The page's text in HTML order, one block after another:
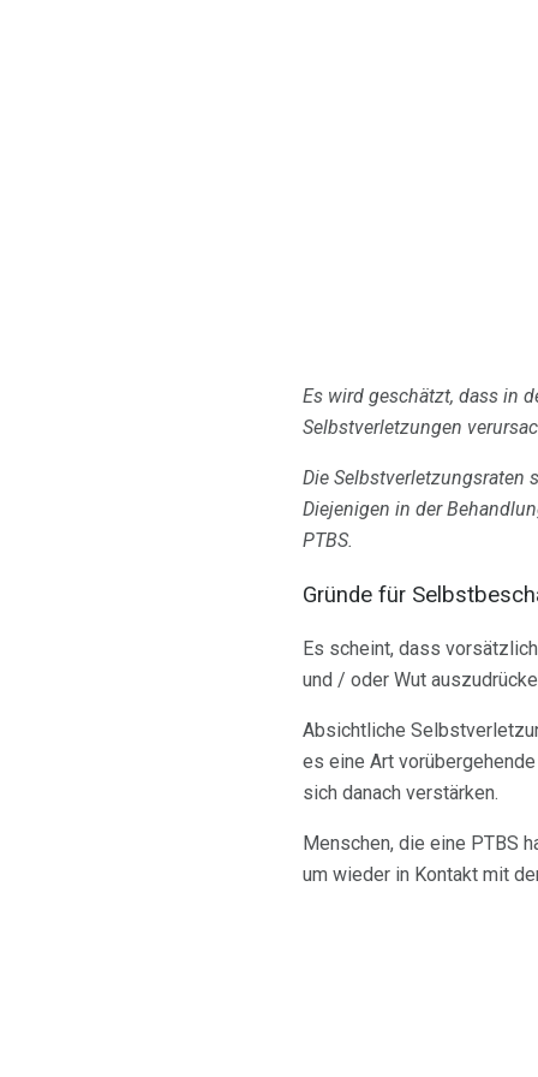
Es wird geschätzt, dass in
Selbstverletzungen
Die Selbstverletzungsraten
Diejenigen in der
PTBS.
Gründe für
Es scheint, dass
und / oder Wut
Absichtliche
es eine Art
sich danach verstärken.
Menschen, die eine PTBS
um wieder in Kontakt mit